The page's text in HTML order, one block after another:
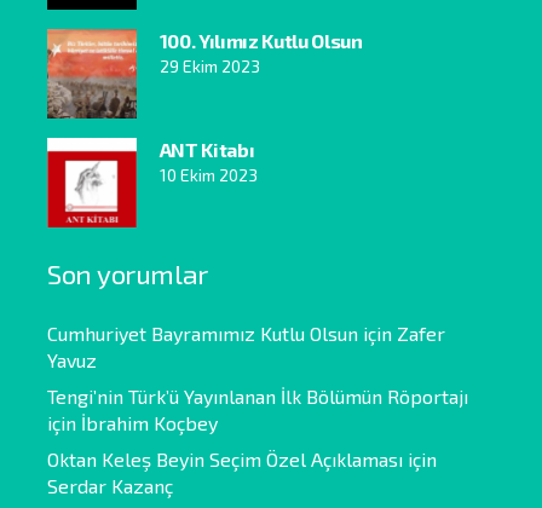
100. Yılımız Kutlu Olsun
29 Ekim 2023
ANT Kitabı
10 Ekim 2023
Son yorumlar
Cumhuriyet Bayramımız Kutlu Olsun için Zafer
Yavuz
Tengi’nin Türk’ü Yayınlanan İlk Bölümün Röportajı
için İbrahim Koçbey
Oktan Keleş Beyin Seçim Özel Açıklaması için
Serdar Kazanç